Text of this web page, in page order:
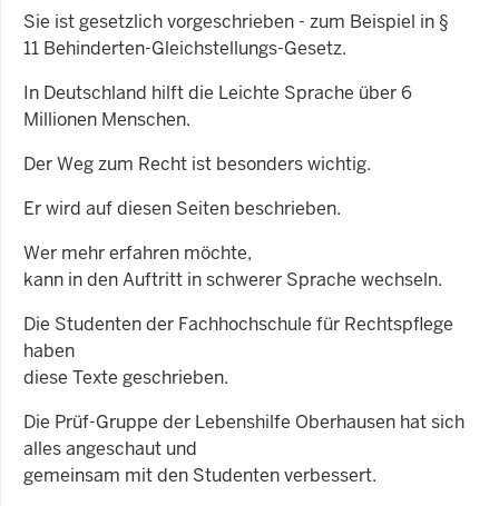
Sie ist gesetzlich vorgeschrieben - zum Beispiel in §
11 Behinderten-Gleichstellungs-Gesetz.
In Deutschland hilft die Leichte Sprache über 6
Millionen Menschen.
Der Weg zum Recht ist besonders wichtig.
Er wird auf diesen Seiten beschrieben.
Wer mehr erfahren möchte,
kann in den Auftritt in schwerer Sprache wechseln.
Die Studenten der Fachhochschule für Rechtspflege
haben
diese Texte geschrieben.
Die Prüf-Gruppe der Lebenshilfe Oberhausen hat sich
alles angeschaut und
gemeinsam mit den Studenten verbessert.